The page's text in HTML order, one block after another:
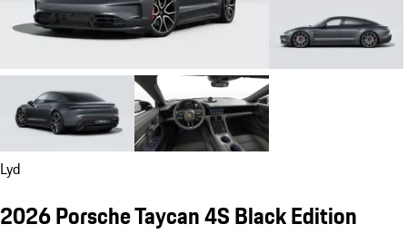
Lyd
2026 Porsche Taycan 4S Black Edition